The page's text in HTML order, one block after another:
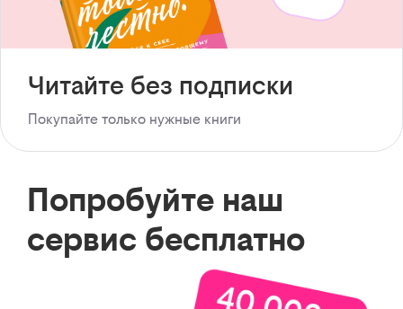
Читайте без подписки
Покупайте только нужные книги
Попробуйте наш
сервис бесплатно